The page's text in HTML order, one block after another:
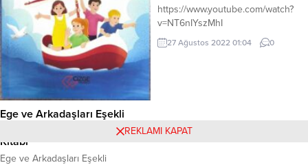
Ege ve Arkadaşları Eşekli
Kütüphaneci’nin İzinde Çocuk
Kitabı
Ege ve Arkadaşları Eşekli
https://www.youtube.com/watch?
v=NT6nIYszMhI
27 Ağustos 2022 01:04 0
REKLAMI KAPAT